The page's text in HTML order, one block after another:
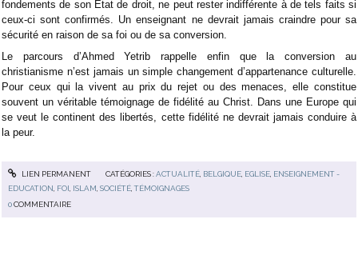
fondements de son État de droit, ne peut rester indifférente à de tels faits si
ceux-ci sont confirmés. Un enseignant ne devrait jamais craindre pour sa
sécurité en raison de sa foi ou de sa conversion.
Le parcours d’Ahmed Yetrib rappelle enfin que la conversion au
christianisme n’est jamais un simple changement d’appartenance culturelle.
Pour ceux qui la vivent au prix du rejet ou des menaces, elle constitue
souvent un véritable témoignage de fidélité au Christ. Dans une Europe qui
se veut le continent des libertés, cette fidélité ne devrait jamais conduire à
la peur.
LIEN PERMANENT CATÉGORIES :ACTUALITÉ, BELGIQUE, EGLISE, ENSEIGNEMENT -
EDUCATION, FOI, ISLAM,SOCIÉTÉ,TÉMOIGNAGES
0COMMENTAIRE